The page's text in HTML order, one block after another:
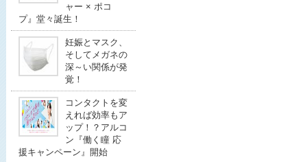
ャー × ポコ
プ』堂々誕生！
妊娠とマスク、
そしてメガネの
深～い関係が発
覚！
コンタクトを変
えれば効率もア
ップ！？アルコ
ン『働く瞳 応
援キャンペーン』開始